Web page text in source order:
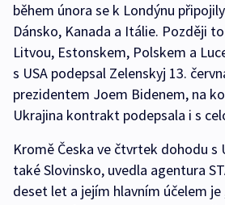
během února se k Londýnu
Dánsko, Kanada a Itálie. Později
Litvou, Estonskem, Polskem a
s USA podepsal Zelenskyj 13.
prezidentem Joem Bidenem, na
Ukrajina kontrakt podepsala i s
Kromě Česka ve čtvrtek dohodu s
také Slovinsko, uvedla agentura
deset let a jejím hlavním účelem